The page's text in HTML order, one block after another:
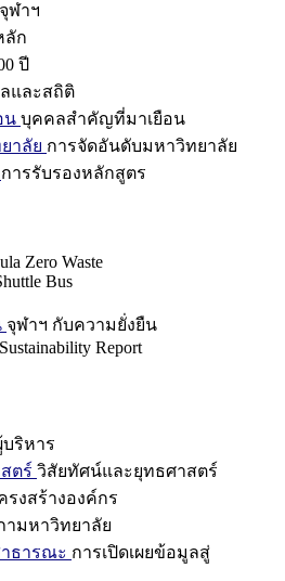
ฬาฯ
ลัก
ปี
และสถิติ
น บุคคลสำคัญที่มาเยือน
าลัย การจัดอันดับมหาวิทยาลัย
การรับรองหลักสูตร
Zero Waste
Bus
จุฬาฯ กับความยั่งยืน
Sustainability Report
ริหาร
ตร์ วิสัยทัศน์และยุทธศาสตร์
รงสร้างองค์กร
ามหาวิทยาลัย
าธารณะ การเปิดเผยข้อมูลสู่